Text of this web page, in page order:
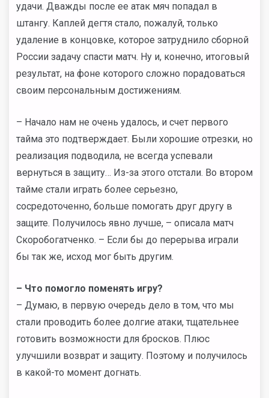
удачи. Дважды после ее атак мяч попадал в
штангу. Каплей дегтя стало, пожалуй, только
удаление в концовке, которое затруднило сборной
России задачу спасти матч. Ну и, конечно, итоговый
результат, на фоне которого сложно порадоваться
своим персональным достижениям.
– Начало нам не очень удалось, и счет первого
тайма это подтверждает. Были хорошие отрезки, но
реализация подводила, не всегда успевали
вернуться в защиту… Из-за этого отстали. Во втором
тайме стали играть более серьезно,
сосредоточенно, больше помогать друг другу в
защите. Получилось явно лучше, – описала матч
Скоробогатченко. – Если бы до перерыва играли
бы так же, исход мог быть другим.
– Что помогло поменять игру?
– Думаю, в первую очередь дело в том, что мы
стали проводить более долгие атаки, тщательнее
готовить возможности для бросков. Плюс
улучшили возврат и защиту. Поэтому и получилось
в какой-то момент догнать.